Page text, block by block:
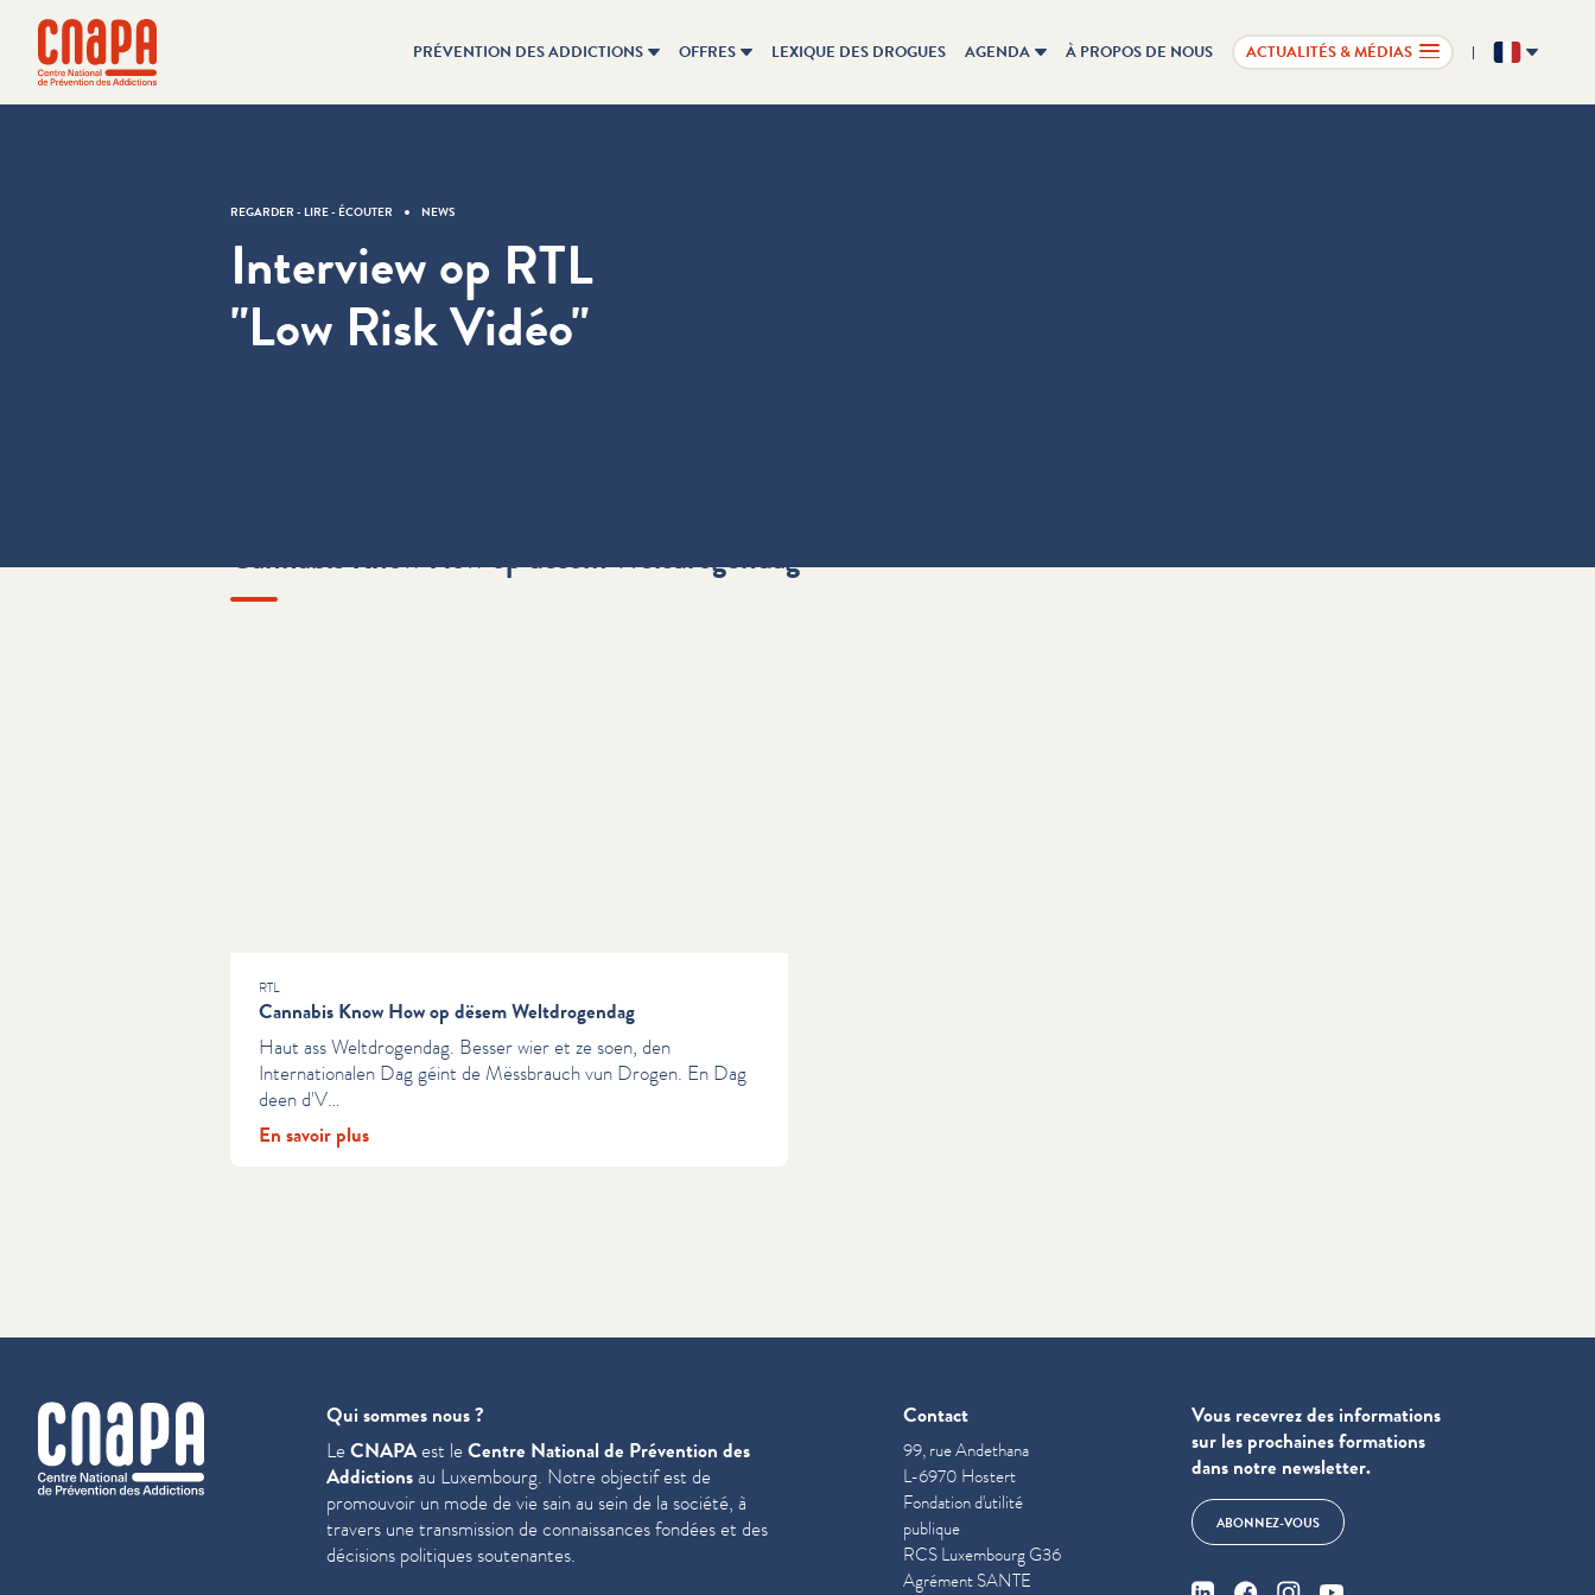
Passer directement au contenu
cnapa
PRÉVENTION DES ADDICTIONS OFFRES LEXIQUE DES DROGUES AGENDA À PROPOS DE NOUS ACTUALITÉS & MÉDIAS FR
REGARDER - LIRE - ÉCOUTER NEWS
Interview op RTL
"Low Risk Vidéo"
Cannabis Know How op dësem Weltdrogendag
RTL
Cannabis Know How op dësem Weltdrogendag
Haut ass Weltdrogendag. Besser wier et ze soen, den
Internationalen Dag géint de Mëssbrauch vun Drogen. En Dag
deen d'V…
En savoir plus
cnapa
Qui sommes nous ?
LeCNAPAest leCentre National de Prévention des
Addictionsau Luxembourg. Notre objectif est de
promouvoir un mode de vie sain au sein de la société, à
travers une trans­mis­sion de con­nais­sances fondées et des
décisions politiques soutenantes.
Contact
99, rue Andethana
L-6970 Hostert
Fondation d'utilité
publique
RCS Luxembourg G36
Agrément SANTE
Vous recevrez des informations
sur les prochaines formations
dans notre newsletter.
ABONNEZ-VOUS
Panneau de gestion des cookies